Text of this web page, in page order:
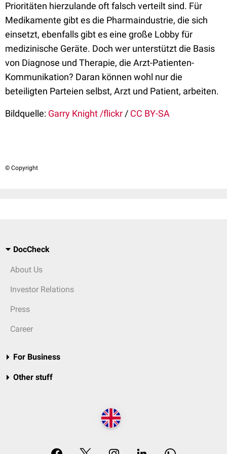
Prioritäten hierzulande oft falsch verteilt sind. Für
Medikamente gibt es die Pharmaindustrie, die sich
einsetzt, ebenfalls gibt es eine große Lobby für
medizinische Geräte. Doch wer unterstützt die Basis
von Diagnose und Therapie, die Arzt-Patienten-
Kommunikation? Daran können wohl nur die
beteiligten Parteien selbst, Arzt und Patient, arbeiten.
Bildquelle: Garry Knight /flickr / CC BY-SA
© Copyright
DocCheck
About Us
Investor Relations
Press
Career
For Business
Other stuff